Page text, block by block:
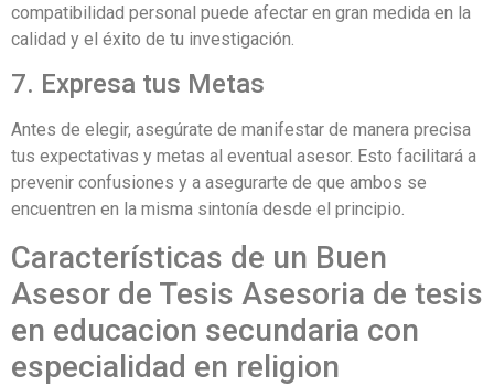
compatibilidad personal puede afectar en gran medida en la
calidad y el éxito de tu investigación.
7. Expresa tus Metas
Antes de elegir, asegúrate de manifestar de manera precisa
tus expectativas y metas al eventual asesor. Esto facilitará a
prevenir confusiones y a asegurarte de que ambos se
encuentren en la misma sintonía desde el principio.
Características de un Buen
Asesor de Tesis Asesoria de tesis
en educacion secundaria con
especialidad en religion